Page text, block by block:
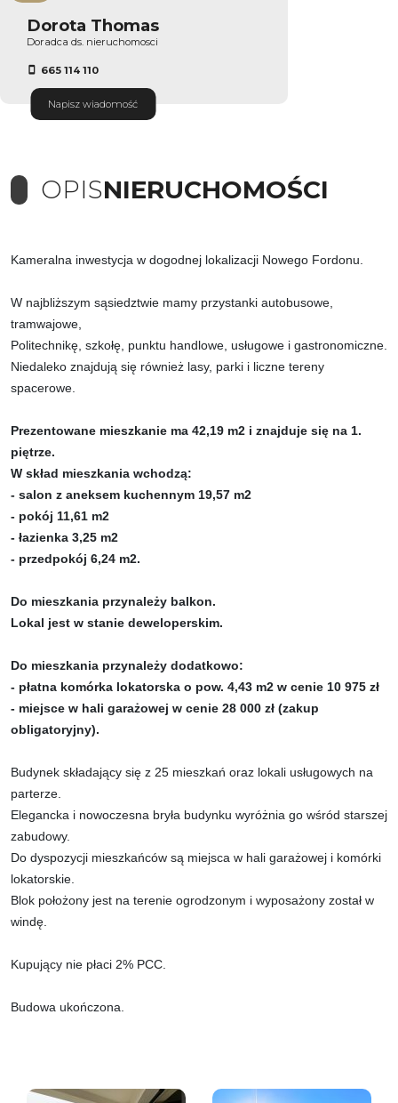
Dorota Thomas
Doradca ds. nieruchomosci
665 114 110
Napisz wiadomość
OPISNIERUCHOMOŚCI
Kameralna inwestycja w dogodnej lokalizacji Nowego Fordonu.
W najbliższym sąsiedztwie mamy przystanki autobusowe,
tramwajowe,
Politechnikę, szkołę, punktu handlowe, usługowe i gastronomiczne.
Niedaleko znajdują się również lasy, parki i liczne tereny
spacerowe.
Prezentowane mieszkanie ma 42,19 m2 i znajduje się na 1.
piętrze.
W skład mieszkania wchodzą:
- salon z aneksem kuchennym 19,57 m2
- pokój 11,61 m2
- łazienka 3,25 m2
- przedpokój 6,24 m2.
Do mieszkania przynależy balkon.
Lokal jest w stanie deweloperskim.
Do mieszkania przynależy dodatkowo:
- płatna komórka lokatorska o pow. 4,43 m2 w cenie 10 975 zł
- miejsce w hali garażowej w cenie 28 000 zł (zakup
obligatoryjny).
Budynek składający się z 25 mieszkań oraz lokali usługowych na
parterze.
Elegancka i nowoczesna bryła budynku wyróżnia go wśród starszej
zabudowy.
Do dyspozycji mieszkańców są miejsca w hali garażowej i komórki
lokatorskie.
Blok położony jest na terenie ogrodzonym i wyposażony został w
windę.
Kupujący nie płaci 2% PCC.
Budowa ukończona.